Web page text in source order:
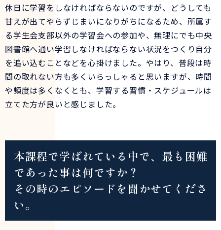
休日に学習をしなければならないのですが、どうしても
甘えが出てやらずじまいになりがちになるため、所属す
る学生会支部以外の学習会への参加や、無理にでも中央
図書館へ通い学習しなければならない状況をつくり自分
を追い込むことなどを心掛けました。やはり、普段は時
間の取れない方も多くいらっしゃると思いますが、時間
や頻度は多くなくとも、学習する習慣・スケジュールは
立てた方が良いと感じました。
本課程で学ばれている中で、最も困難
であった事は何ですか？
その時のエピソードを聞かせてくださ
い。